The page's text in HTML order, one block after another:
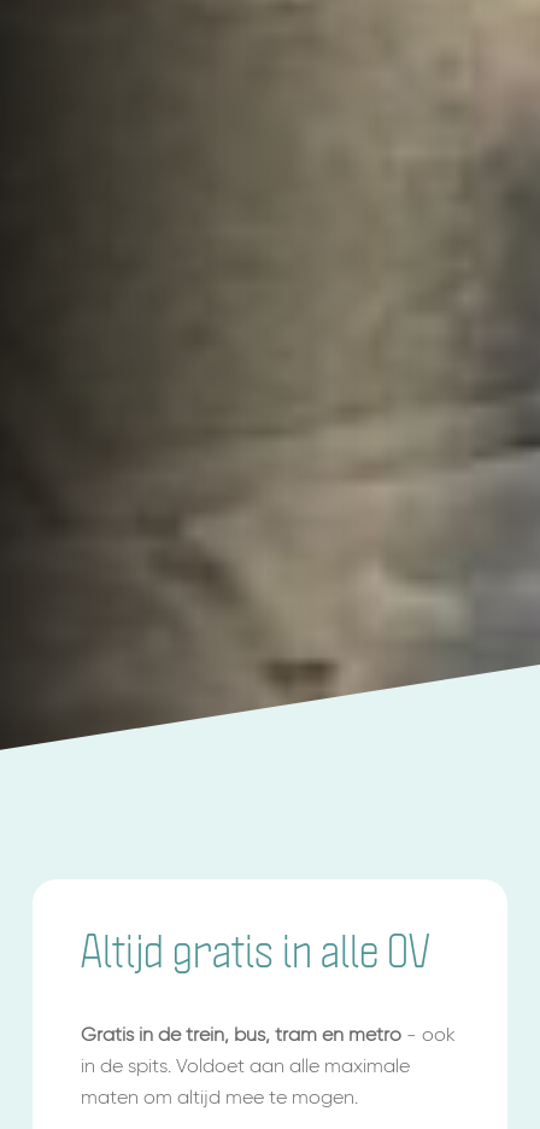
Altijd gratis in alle OV
Gratis in de trein, bus, tram en metro - ook
in de spits. Voldoet aan alle maximale
maten om altijd mee te mogen.